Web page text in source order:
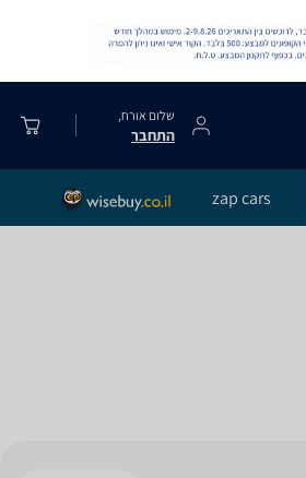
שלום אורח,
התחבר
zap cars